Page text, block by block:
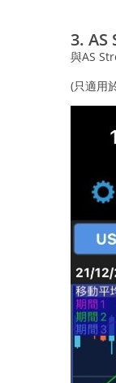
3. AS
與AS
(只適用